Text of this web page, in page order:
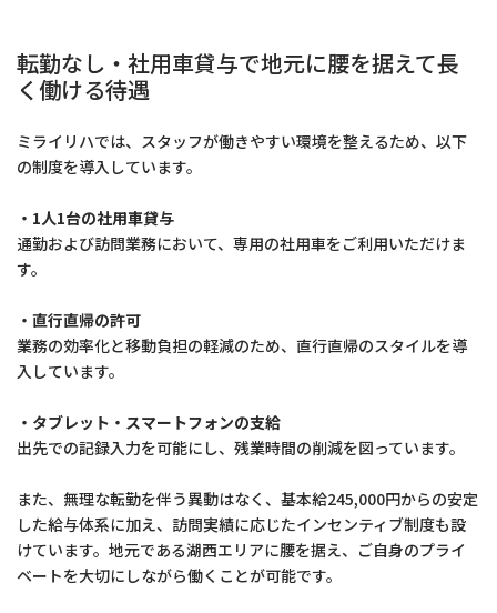
転勤なし・社用車貸与で地元に腰を据えて長
く働ける待遇
ミライリハでは、スタッフが働きやすい環境を整えるため、以下
の制度を導入しています。
・1人1台の社用車貸与
通勤および訪問業務において、専用の社用車をご利用いただけま
す。
・直行直帰の許可
業務の効率化と移動負担の軽減のため、直行直帰のスタイルを導
入しています。
・タブレット・スマートフォンの支給
出先での記録入力を可能にし、残業時間の削減を図っています。
また、無理な転勤を伴う異動はなく、基本給245,000円からの安定
した給与体系に加え、訪問実績に応じたインセンティブ制度も設
けています。地元である湖西エリアに腰を据え、ご自身のプライ
ベートを大切にしながら働くことが可能です。